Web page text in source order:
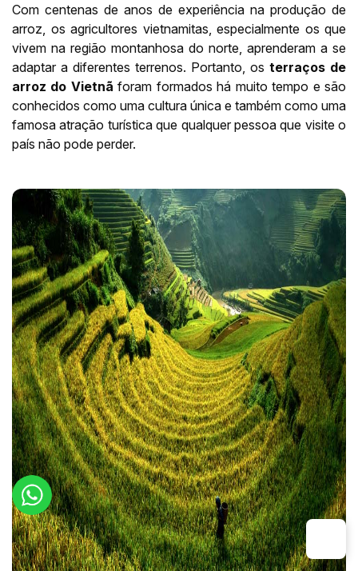
Com centenas de anos de experiência na produção de
arroz, os agricultores vietnamitas, especialmente os que
vivem na região montanhosa do norte, aprenderam a se
adaptar a diferentes terrenos. Portanto, os terraços de
arroz do Vietnã foram formados há muito tempo e são
conhecidos como uma cultura única e também como uma
famosa atração turística que qualquer pessoa que visite o
país não pode perder.